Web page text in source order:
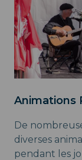
Animations
De
diverses
pendant les